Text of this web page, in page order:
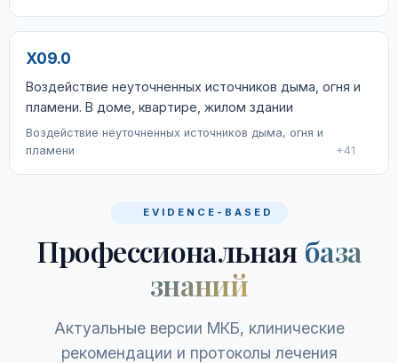
X09.0
Воздействие неуточненных источников дыма, огня и
пламени. В доме, квартире, жилом здании
Воздействие неуточненных источников дыма, огня и
пламени
+41
EVIDENCE-BASED
Профессиональная база
знаний
Актуальные версии МКБ, клинические
рекомендации и протоколы лечения